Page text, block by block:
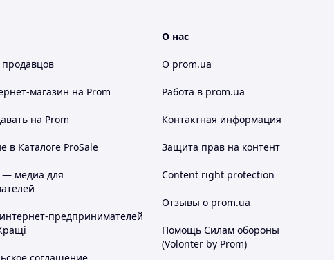
магазин на Prom
на Prom
в Каталоге ProSale
— медиа для
предпринимателей
О нас
О prom.ua
Работа в prom.ua
Контактная информация
Защита прав на контент
Content right protection
Отзывы о prom.ua
Помощь Силам обороны
(Volonter by Prom)